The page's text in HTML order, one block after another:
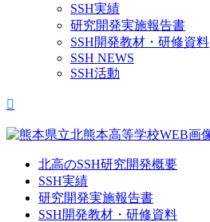
SSH実績
研究開発実施報告書
SSH開発教材・研修資料
SSH NEWS
SSH活動
北高のSSH研究開発概要
SSH実績
研究開発実施報告書
SSH開発教材・研修資料